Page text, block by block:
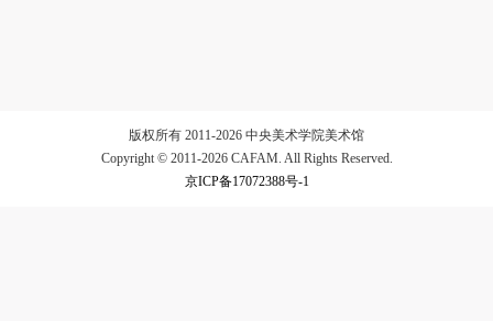
版权所有 2011-2026 中央美术学院美术馆
Copyright © 2011-2026 CAFAM. All Rights Reserved.
京ICP备17072388号-1